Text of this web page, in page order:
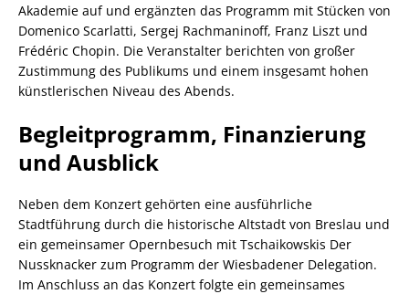
Akademie auf und ergänzten das Programm mit Stücken von
Domenico Scarlatti, Sergej Rachmaninoff, Franz Liszt und
Frédéric Chopin. Die Veranstalter berichten von großer
Zustimmung des Publikums und einem insgesamt hohen
künstlerischen Niveau des Abends.
Begleitprogramm, Finanzierung
und Ausblick
Neben dem Konzert gehörten eine ausführliche
Stadtführung durch die historische Altstadt von Breslau und
ein gemeinsamer Opernbesuch mit Tschaikowskis Der
Nussknacker zum Programm der Wiesbadener Delegation.
Im Anschluss an das Konzert folgte ein gemeinsames